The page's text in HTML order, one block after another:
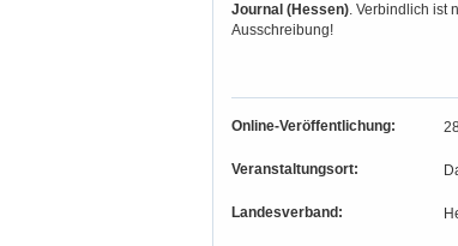
Journal (Hessen). Verbindlich ist
Ausschreibung!
Online-Veröffentlichung:
Veranstaltungsort:
Landesverband: